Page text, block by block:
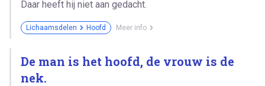
Daar heeft hij niet aan gedacht.
Lichaamsdelen Hoofd Meer info
De man is het hoofd, de vrouw is de
nek.